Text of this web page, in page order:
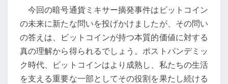
割
を
考
察
今回の暗号通貨ミキサー摘発事件はビットコイン
の未来に新たな問いを投げかけましたが、その問い
の答えは、ビットコインが持つ本質的価値に対する
真の理解から得られるでしょう。ポストパンデミッ
ク時代、ビットコインはより成熟し、私たちの生活
を支える重要な一部としてその役割を果たし続ける